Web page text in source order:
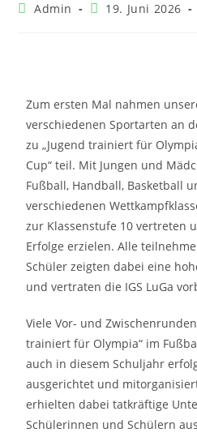
Admin 19. Juni 2026
Zum ersten Mal nahmen
verschiedenen Sportarten an
zu „Jugend trainiert für
Cup“ teil. Mit Jungen und
Fußball, Handball, Basketball
verschiedenen
zur Klassenstufe 10 vertreten
Erfolge erzielen. Alle
Schüler zeigten dabei eine
und vertraten die IGS LuGa
Viele Vor- und
trainiert für Olympia“ im
auch in diesem Schuljahr
ausgerichtet und
erhielten dabei tatkräftige
Schülerinnen und Schülern